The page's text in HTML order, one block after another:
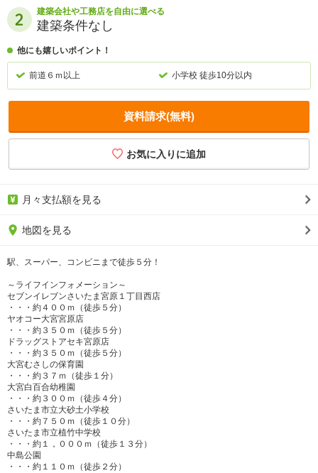
建築会社や工務店を自由に選べる
建築条件なし
他にも嬉しいポイント！
前道６ｍ以上 小学校 徒歩10分以内
資料請求(無料)
月々支払額を見る
地図を見る
駅、スーパー、コンビニまで徒歩５分！
～ライフインフォメーション～
セブンイレブンさいたま宮原１丁目西店
・・・約４００ｍ（徒歩５分）
ヤオコー大宮宮原店
・・・約３５０ｍ（徒歩５分）
ドラッグストアセキ宮原店
・・・約３５０ｍ（徒歩５分）
大宮むさしの保育園
・・・約３７ｍ（徒歩１分）
大宮白百合幼稚園
・・・約３００ｍ（徒歩４分）
さいたま市立大砂土小学校
・・・約７５０ｍ（徒歩１０分）
さいたま市立植竹中学校
・・・約１，０００ｍ（徒歩１３分）
中島公園
・・・約１１０ｍ（徒歩２分）